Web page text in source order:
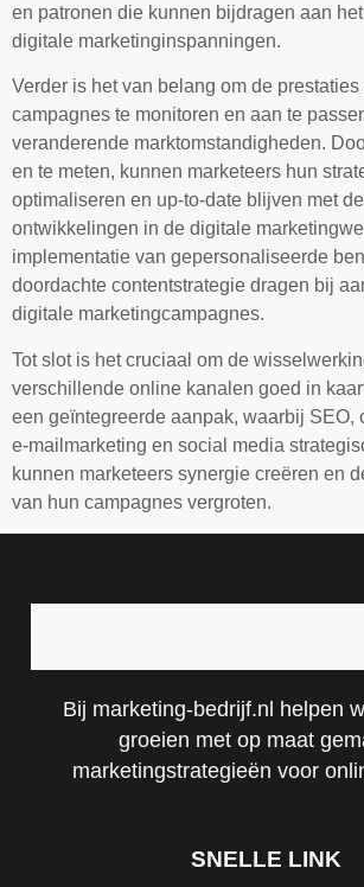
en patronen die kunnen bijdragen aan
digitale marketinginspanningen.
Verder is het van belang om de prestaties
campagnes te monitoren en aan te
veranderende marktomstandigheden.
en te meten, kunnen marketeers hun
optimaliseren en up-to-date blijven met
ontwikkelingen in de digitale
implementatie van gepersonaliseerde
doordachte contentstrategie dragen bij
digitale marketingcampagnes.
Tot slot is het cruciaal om de
verschillende online kanalen goed in
een geïntegreerde aanpak, waarbij SEO,
e-mailmarketing en social media
kunnen marketeers synergie creëren en
van hun campagnes vergroten.
Bij marketing-bedrijf.nl helpen
groeien met op maat
marketingstrategieën voor
SNELLE LINK